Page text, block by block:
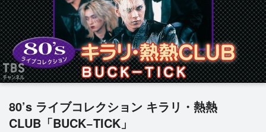
80’s ライブコレクション キラリ・熱熱
CLUB「BUCK−TICK」